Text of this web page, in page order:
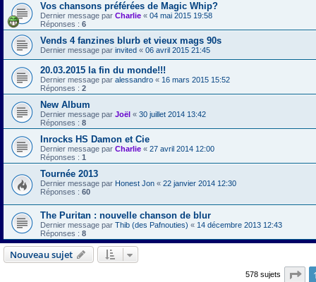
Vos chansons préférées de Magic Whip?
Dernier message par Charlie « 04 mai 2015 19:58
Réponses : 6
Vends 4 fanzines blurb et vieux mags 90s
Dernier message par invited « 06 avril 2015 21:45
20.03.2015 la fin du monde!!!
Dernier message par alessandro « 16 mars 2015 15:52
Réponses : 2
New Album
Dernier message par Joël « 30 juillet 2014 13:42
Réponses : 8
Inrocks HS Damon et Cie
Dernier message par Charlie « 27 avril 2014 12:00
Réponses : 1
Tournée 2013
Dernier message par Honest Jon « 22 janvier 2014 12:30
Réponses : 60
The Puritan : nouvelle chanson de blur
Dernier message par Thib (des Pafnouties) « 14 décembre 2013 12:43
Réponses : 8
Nouveau sujet
578 sujets